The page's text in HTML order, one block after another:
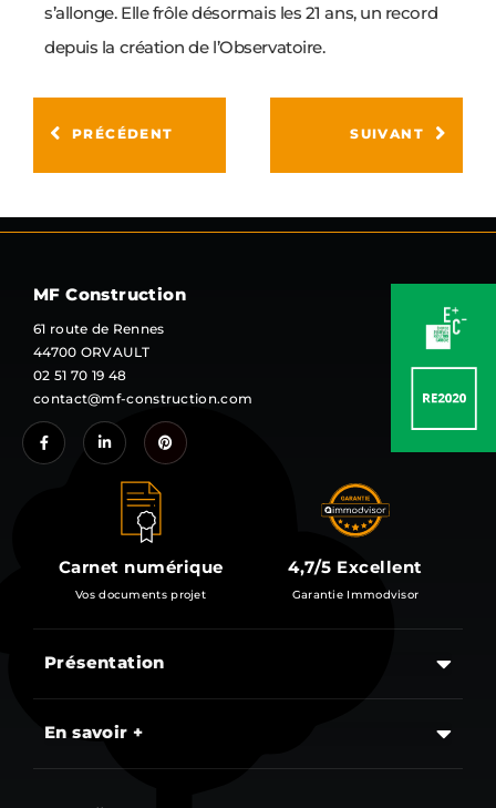
s’allonge. Elle frôle désormais les 21 ans, un record
depuis la création de l’Observatoire.
PRÉCÉDENT SUIVANT
MF Construction
61 route de Rennes
44700 ORVAULT
02 51 70 19 48
contact@mf-construction.com
Carnet numérique
Vos documents projet
4,7/5 Excellent
Garantie Immodvisor
Présentation
En savoir +